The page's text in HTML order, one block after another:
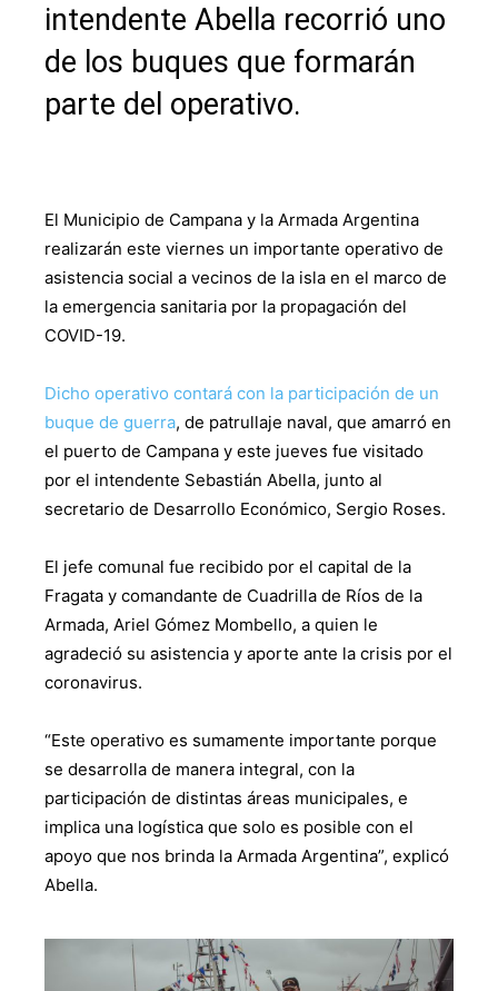
intendente Abella recorrió uno
de los buques que formarán
parte del operativo.
El Municipio de Campana y la Armada Argentina
realizarán este viernes un importante operativo de
asistencia social a vecinos de la isla en el marco de
la emergencia sanitaria por la propagación del
COVID-19.
Dicho operativo contará con la participación de un
buque de guerra, de patrullaje naval, que amarró en
el puerto de Campana y este jueves fue visitado
por el intendente Sebastián Abella, junto al
secretario de Desarrollo Económico, Sergio Roses.
El jefe comunal fue recibido por el capital de la
Fragata y comandante de Cuadrilla de Ríos de la
Armada, Ariel Gómez Mombello, a quien le
agradeció su asistencia y aporte ante la crisis por el
coronavirus.
“Este operativo es sumamente importante porque
se desarrolla de manera integral, con la
participación de distintas áreas municipales, e
implica una logística que solo es posible con el
apoyo que nos brinda la Armada Argentina”, explicó
Abella.